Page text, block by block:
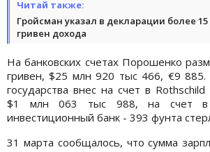
Читай также:
Гройсман указал в декларации более
гривен дохода
На банковских счетах Порошенко
гривен, $25 млн 920 тыс 466, €9 885.
государства внес на счет в
$1 млн 063 тыс 988, на счет в
инвестиционный банк - 393 фунта
31 марта сообщалось, что сумма